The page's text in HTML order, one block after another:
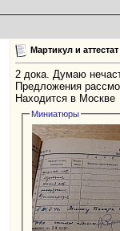
Мартикул и
2 дока. Думаю
Предложения
Находится в Москве
Миниатюры